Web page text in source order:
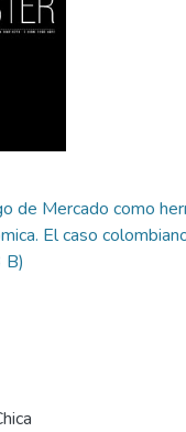
de Mercado como
El caso